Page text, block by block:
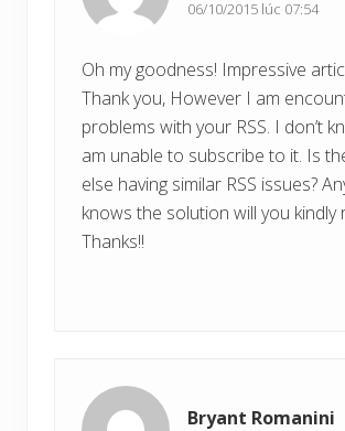
06/10/2015 lúc 07:54
Oh my goodness! Impressive
Thank you, However I am
problems with your RSS. I don’t
am unable to subscribe to it. Is
else having similar RSS issues?
knows the solution will you kindly
Thanks!!
Bryant Romanini